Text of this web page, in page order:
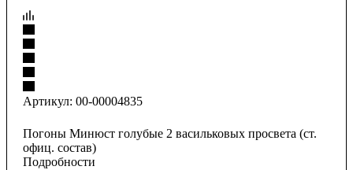
Артикул: 00-00004835
Погоны Минюст голубые 2 васильковых просвета (ст.
офиц. состав)
Подробности